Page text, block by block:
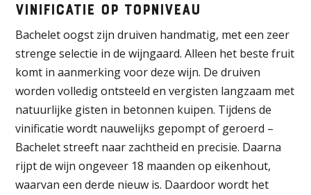
Vinificatie op topniveau
Bachelet oogst zijn druiven handmatig, met een zeer
strenge selectie in de wijngaard. Alleen het beste fruit
komt in aanmerking voor deze wijn. De druiven
worden volledig ontsteeld en vergisten langzaam met
natuurlijke gisten in betonnen kuipen. Tijdens de
vinificatie wordt nauwelijks gepompt of geroerd –
Bachelet streeft naar zachtheid en precisie. Daarna
rijpt de wijn ongeveer 18 maanden op eikenhout,
waarvan een derde nieuw is. Daardoor wordt het